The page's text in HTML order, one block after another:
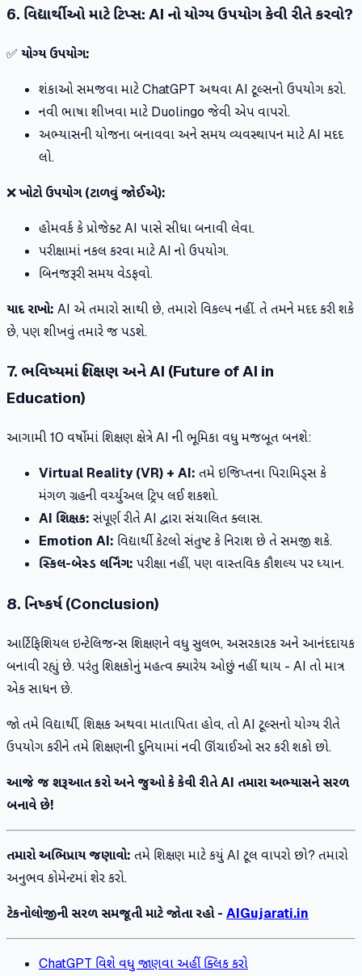
6. વિદ્યાર્થીઓ માટે ટિપ્સ: AI નો યોગ્ય ઉપયોગ કેવી રીતે કરવો?
✅ યોગ્ય ઉપયોગ:
શંકાઓ સમજવા માટે ChatGPT અથવા AI ટૂલ્સનો ઉપયોગ કરો.
નવી ભાષા શીખવા માટે Duolingo જેવી એપ વાપરો.
અભ્યાસની યોજના બનાવવા અને સમય વ્યવસ્થાપન માટે AI મદદ
લો.
❌ખોટો ઉપયોગ (ટાળવું જોઈએ):
હોમવર્ક કે પ્રોજેક્ટ AI પાસે સીધા બનાવી લેવા.
પરીક્ષામાં નકલ કરવા માટે AI નો ઉપયોગ.
બિનજરૂરી સમય વેડફવો.
યાદ રાખો: AI એ તમારો સાથી છે, તમારો વિકલ્પ નહીં. તે તમને મદદ કરી શકે
છે, પણ શીખવું તમારે જ પડશે.
7. ભવિષ્યમાં શિક્ષણ અને AI (Future of AI in
Education)
આગામી 10 વર્ષોમાં શિક્ષણ ક્ષેત્રે AI ની ભૂમિકા વધુ મજબૂત બનશે:
Virtual Reality (VR) + AI: તમે ઇજિપ્તના પિરામિડ્સ કે
મંગળ ગ્રહની વર્ચ્યુઅલ ટ્રિપ લઈ શકશો.
AI શિક્ષક: સંપૂર્ણ રીતે AI દ્વારા સંચાલિત ક્લાસ.
Emotion AI: વિદ્યાર્થી કેટલો સંતુષ્ટ કે નિરાશ છે તે સમજી શકે.
સ્કિલ-બેસ્ડ લર્નિંગ: પરીક્ષા નહીં, પણ વાસ્તવિક કૌશલ્ય પર ધ્યાન.
8. નિષ્કર્ષ (Conclusion)
આર્ટિફિશિયલ ઇન્ટેલિજન્સ શિક્ષણને વધુ સુલભ, અસરકારક અને આનંદદાયક
બનાવી રહ્યું છે. પરંતુ શિક્ષકોનું મહત્વ ક્યારેય ઓછું નહીં થાય - AI તો માત્ર
એક સાધન છે.
જો તમે વિદ્યાર્થી, શિક્ષક અથવા માતાપિતા હોવ, તો AI ટૂલ્સનો યોગ્ય રીતે
ઉપયોગ કરીને તમે શિક્ષણની દુનિયામાં નવી ઊંચાઈઓ સર કરી શકો છો.
આજે જ શરૂઆત કરો અને જુઓ કે કેવી રીતે AI તમારા અભ્યાસને સરળ
બનાવે છે!
તમારો અભિપ્રાય જણાવો: તમે શિક્ષણ માટે કયું AI ટૂલ વાપરો છો? તમારો
અનુભવ કોમેન્ટમાં શેર કરો.
ટેકનોલોજીની સરળ સમજૂતી માટે જોતા રહો - AIGujarati.in
ChatGPT વિશે વધુ જાણવા અહીં ક્લિક કરો